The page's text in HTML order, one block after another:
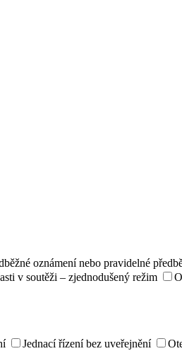
oznámení nebo pravidelné
v soutěži – zjednodušený režim
Jednací řízení bez uveřejnění